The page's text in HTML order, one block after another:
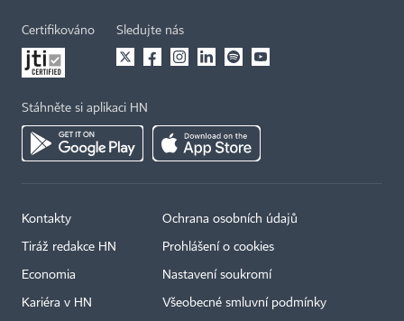
Certifikováno Sledujte nás
Stáhněte si aplikaci HN
Kontakty
Tiráž redakce HN
Economia
Kariéra v HN
Ochrana osobních údajů
Prohlášení o cookies
Nastavení soukromí
Všeobecné smluvní podmínky